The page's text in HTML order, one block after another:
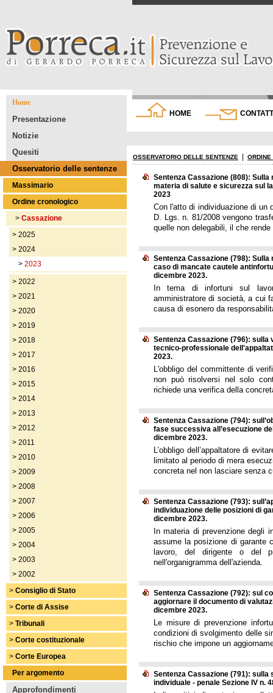
Home
Presentazione
Notizie
Quesiti
Osservatorio delle sentenze
Massimario
Ordine cronologico
> Cassazione
> 2025
> 2024
> 2023
> 2022
> 2021
> 2020
> 2019
> 2018
> 2017
> 2016
> 2015
> 2014
> 2013
> 2012
> 2011
> 2010
> 2009
> 2008
> 2007
> 2006
> 2005
> 2004
> 2003
> 2002
> Consiglio di Stato
> Corte di Assise
> Tribunali
> Corte costituzionale
> Corte Europea
Per argomento
Approfondimenti
HOME
OSSERVATORIO DELLE SENTENZE ORDINE
Sentenza Cassazione (808):
materia di salute e sicurezza sul
2023
Con l'atto di individuazione di un
D. Lgs. n. 81/2008 vengono
quelle non delegabili, il che
Sentenza Cassazione (798):
caso di mancate cautele
dicembre 2023.
In tema di infortuni sul
amministratore di società, a cui
causa di esonero da
Sentenza Cassazione (796):
tecnico-professionale
2023.
L'obbligo del committente di
non può risolversi nel solo
richiede una verifica della
Sentenza Cassazione (794):
fase successiva all’esecuzione
dicembre 2023.
L’obbligo dell’appaltatore di
limitato al periodo di mera
concreta nel non lasciare senza
Sentenza Cassazione (793):
individuazione delle posizioni di
dicembre 2023.
In materia di prevenzione degli
assume la posizione di garante
lavoro, del dirigente o del
nell'organigramma dell'azienda.
Sentenza Cassazione (792): sul
aggiornare il documento di
dicembre 2023.
Le misure di prevenzione
condizioni di svolgimento delle
rischio che impone un
Sentenza Cassazione (791):
individuale - penale Sezione IV n.